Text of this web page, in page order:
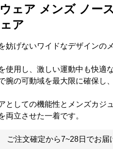
ェア メンズ ノー
ア
妨げないワイドなデザインの
使用し、激しい運動中も快適
腕の可動域を最大限に確保し
としての機能性とメンズカジ
両立させた一着です。
ご注文確定から7~28日でお届